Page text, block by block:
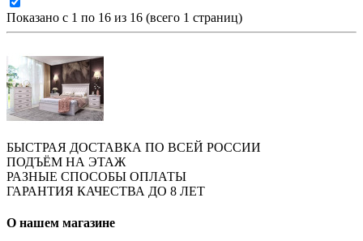
Показано с 1 по 16 из 16 (всего 1 страниц)
БЫСТРАЯ ДОСТАВКА ПО ВСЕЙ РОССИИ
ПОДЪЁМ НА ЭТАЖ
РАЗНЫЕ СПОСОБЫ ОПЛАТЫ
ГАРАНТИЯ КАЧЕСТВА ДО 8 ЛЕТ
О нашем магазине